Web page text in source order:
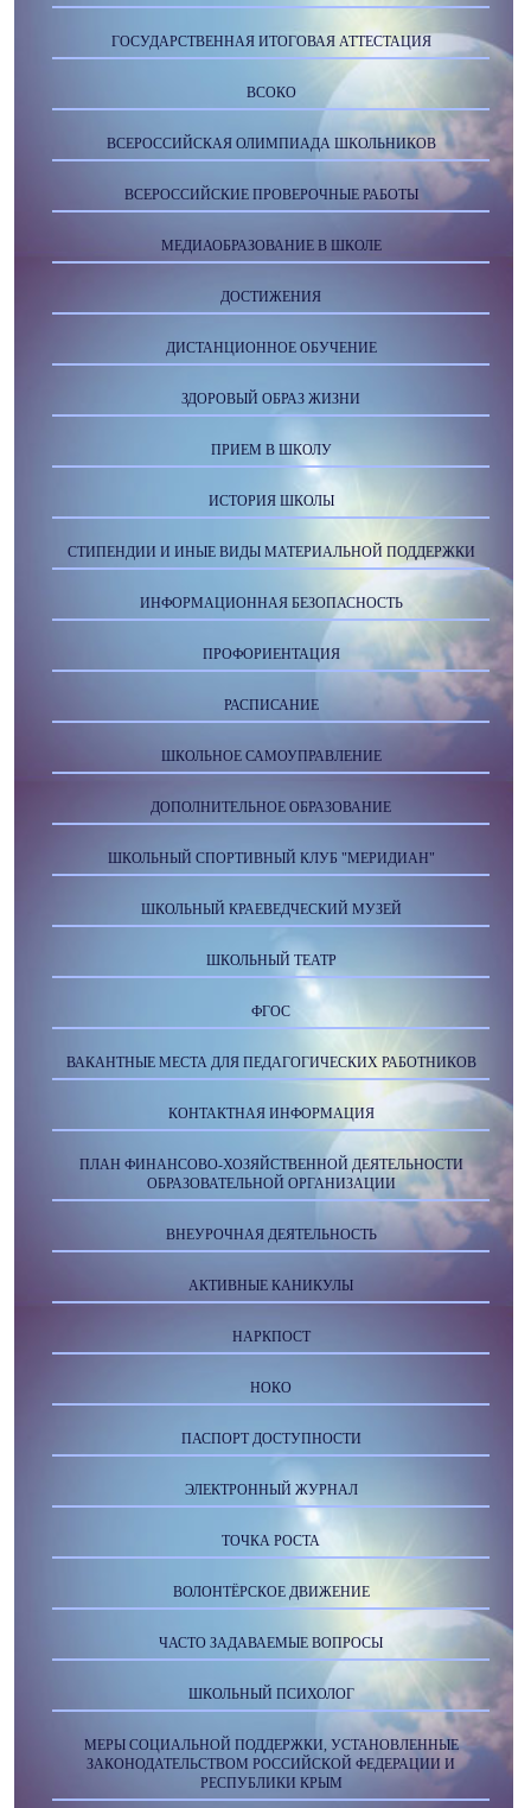
ГОСУДАРСТВЕННАЯ ИТОГОВАЯ АТТЕСТАЦИЯ
ВСОКО
ВСЕРОССИЙСКАЯ ОЛИМПИАДА ШКОЛЬНИКОВ
ВСЕРОССИЙСКИЕ ПРОВЕРОЧНЫЕ РАБОТЫ
МЕДИАОБРАЗОВАНИЕ В ШКОЛЕ
ДОСТИЖЕНИЯ
ДИСТАНЦИОННОЕ ОБУЧЕНИЕ
ЗДОРОВЫЙ ОБРАЗ ЖИЗНИ
ПРИЕМ В ШКОЛУ
ИСТОРИЯ ШКОЛЫ
СТИПЕНДИИ И ИНЫЕ ВИДЫ МАТЕРИАЛЬНОЙ ПОДДЕРЖКИ
ИНФОРМАЦИОННАЯ БЕЗОПАСНОСТЬ
ПРОФОРИЕНТАЦИЯ
РАСПИСАНИЕ
ШКОЛЬНОЕ САМОУПРАВЛЕНИЕ
ДОПОЛНИТЕЛЬНОЕ ОБРАЗОВАНИЕ
ШКОЛЬНЫЙ СПОРТИВНЫЙ КЛУБ "МЕРИДИАН"
ШКОЛЬНЫЙ КРАЕВЕДЧЕСКИЙ МУЗЕЙ
ШКОЛЬНЫЙ ТЕАТР
ФГОС
ВАКАНТНЫЕ МЕСТА ДЛЯ ПЕДАГОГИЧЕСКИХ РАБОТНИКОВ
КОНТАКТНАЯ ИНФОРМАЦИЯ
ПЛАН ФИНАНСОВО-ХОЗЯЙСТВЕННОЙ ДЕЯТЕЛЬНОСТИ
ОБРАЗОВАТЕЛЬНОЙ ОРГАНИЗАЦИИ
ВНЕУРОЧНАЯ ДЕЯТЕЛЬНОСТЬ
АКТИВНЫЕ КАНИКУЛЫ
НАРКПОСТ
НОКО
ПАСПОРТ ДОСТУПНОСТИ
ЭЛЕКТРОННЫЙ ЖУРНАЛ
ТОЧКА РОСТА
ВОЛОНТЁРСКОЕ ДВИЖЕНИЕ
ЧАСТО ЗАДАВАЕМЫЕ ВОПРОСЫ
ШКОЛЬНЫЙ ПСИХОЛОГ
МЕРЫ СОЦИАЛЬНОЙ ПОДДЕРЖКИ, УСТАНОВЛЕННЫЕ
ЗАКОНОДАТЕЛЬСТВОМ РОССИЙСКОЙ ФЕДЕРАЦИИ И
РЕСПУБЛИКИ КРЫМ